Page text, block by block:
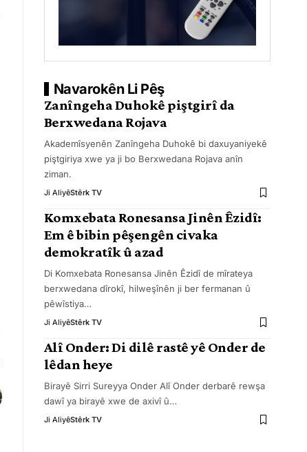
Navarokên Li Pêş
Zanîngeha Duhokê piştgirî da
Berxwedana Rojava
Akademîsyenên Zanîngeha Duhokê bi daxuyaniyekê
piştgiriya xwe ya ji bo Berxwedana Rojava anîn
ziman.
Ji AliyêStêrk TV
Komxebata Ronesansa Jinên Êzidî:
Em ê bibin pêşengên civaka
demokratîk û azad
Di Komxebata Ronesansa Jinên Êzidî de mîrateya
berxwedana dîrokî, hilweşînên ji ber fermanan û
pêwîstiya…
Ji AliyêStêrk TV
Alî Onder: Di dilê rastê yê Onder de
lêdan heye
Birayê Sirri Sureyya Onder Alî Onder derbarê rewşa
dawî ya birayê xwe de axivî û…
Ji AliyêStêrk TV